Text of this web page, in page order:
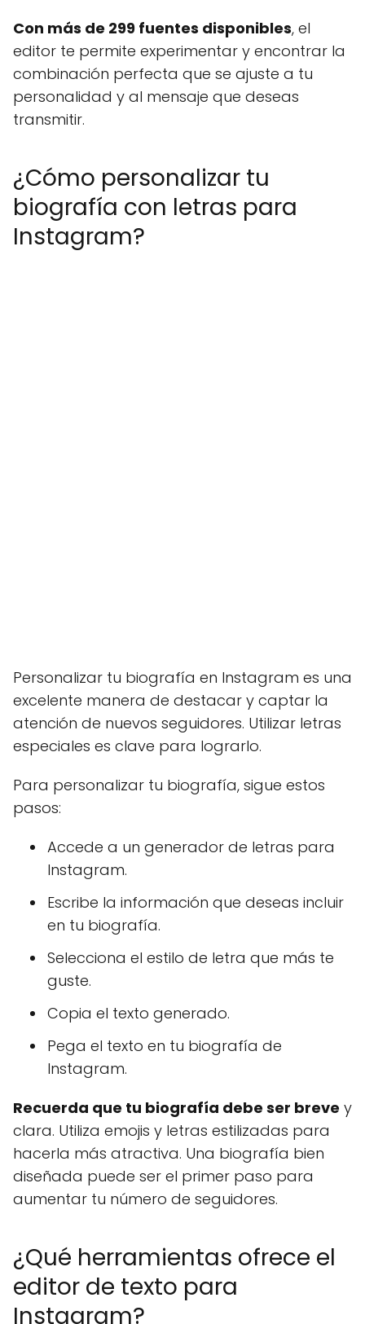
Con más de 299 fuentes disponibles, el
editor te permite experimentar y encontrar la
combinación perfecta que se ajuste a tu
personalidad y al mensaje que deseas
transmitir.
¿Cómo personalizar tu
biografía con letras para
Instagram?
Personalizar tu biografía en Instagram es una
excelente manera de destacar y captar la
atención de nuevos seguidores. Utilizar letras
especiales es clave para lograrlo.
Para personalizar tu biografía, sigue estos
pasos:
Accede a un generador de letras para
Instagram.
Escribe la información que deseas incluir
en tu biografía.
Selecciona el estilo de letra que más te
guste.
Copia el texto generado.
Pega el texto en tu biografía de
Instagram.
Recuerda que tu biografía debe ser breve y
clara. Utiliza emojis y letras estilizadas para
hacerla más atractiva. Una biografía bien
diseñada puede ser el primer paso para
aumentar tu número de seguidores.
¿Qué herramientas ofrece el
editor de texto para
Instagram?